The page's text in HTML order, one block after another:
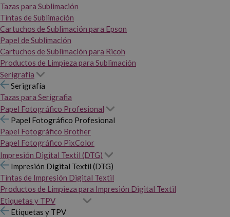
Tazas para Sublimación
Tintas de Sublimación
Cartuchos de Sublimación para Epson
Papel de Sublimación
Cartuchos de Sublimación para Ricoh
Productos de Limpieza para Sublimación
Serigrafía
Serigrafía
Tazas para Serigrafia
Papel Fotográfico Profesional
Papel Fotográfico Profesional
Papel Fotográfico Brother
Papel Fotográfico PixColor
Impresión Digital Textil (DTG)
Impresión Digital Textil (DTG)
Tintas de Impresión Digital Textil
Productos de Limpieza para Impresión Digital Textil
Etiquetas y TPV
Etiquetas y TPV